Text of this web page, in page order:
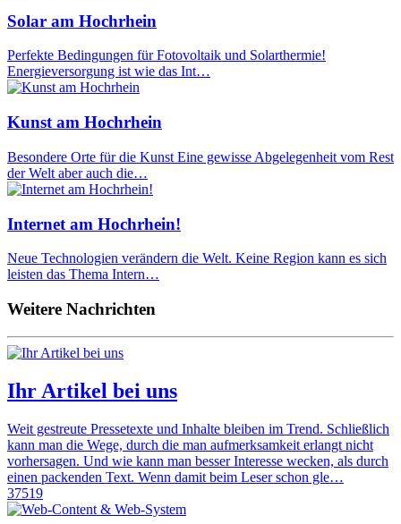
Solar am Hochrhein
Perfekte Bedingungen für Fotovoltaik und Solarthermie!
Energieversorgung ist wie das Int…
Kunst am Hochrhein
Besondere Orte für die Kunst Eine gewisse Abgelegenheit vom Rest
der Welt aber auch die…
Internet am Hochrhein!
Neue Technologien verändern die Welt. Keine Region kann es sich
leisten das Thema Intern…
Weitere Nachrichten
Ihr Artikel bei uns
Weit gestreute Pressetexte und Inhalte bleiben im Trend. Schließlich
kann man die Wege, durch die man aufmerksamkeit erlangt nicht
vorhersagen. Und wie kann man besser Interesse wecken, als durch
einen packenden Text. Wenn damit beim Leser schon gle…
37519